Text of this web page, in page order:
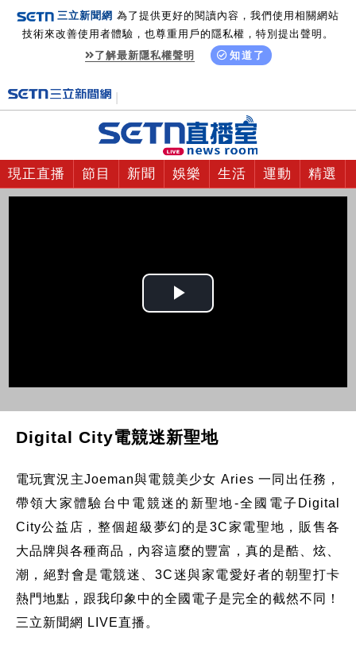
三立新聞網 為了提供更好的閱讀內容，我們使用相關網站
技術來改善使用者體驗，也尊重用戶的隱私權，特別提出聲明。
了解最新隱私權聲明
知道了
現正直播 節目 新聞 娛樂 生活 運動 精選
Play
Digital City電競迷新聖地
電玩實況主Joeman與電競美少女 Aries 一同出任務，
帶領大家體驗台中電競迷的新聖地-全國電子Digital
City公益店，整個超級夢幻的是3C家電聖地，販售各
大品牌與各種商品，內容這麼的豐富，真的是酷、炫、
潮，絕對會是電競迷、3C迷與家電愛好者的朝聖打卡
熱門地點，跟我印象中的全國電子是完全的截然不同！
三立新聞網 LIVE直播。